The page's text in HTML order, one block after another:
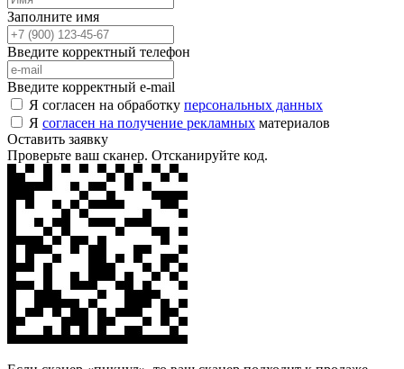
Заполните имя
Введите корректный телефон
Введите корректный e-mail
Я согласен на обработку персональных данных
Я согласен на получение рекламных материалов
Оставить заявку
Проверьте ваш сканер. Отсканируйте код.